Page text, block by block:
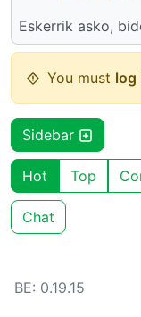
Eskerrik asko,
You must log
Sidebar
Hot Top
Chat
BE: 0.19.15